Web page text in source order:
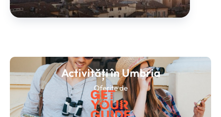
Activități în Umbria
Oferite de